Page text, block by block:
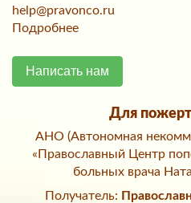
help@pravonco.ru
Подробнее
Написать нам
Для
АНО (Автономная
«Православный Центр
больных врача
Получатель: